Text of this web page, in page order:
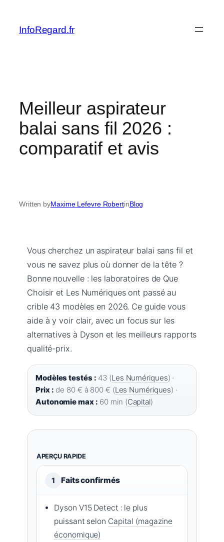
content
InfoRegard.fr
Meilleur aspirateur
balai sans fil 2026 :
comparatif et avis
Written byMaxime Lefevre RobertinBlog
Vous cherchez un aspirateur balai sans fil et
vous ne savez plus où donner de la tête ?
Bonne nouvelle : les laboratoires de Que
Choisir et Les Numériques ont passé au
crible 43 modèles en 2026. Ce guide vous
aide à y voir clair, avec un focus sur les
alternatives à Dyson et les meilleurs rapports
qualité-prix.
Modèles testés : 43 (Les Numériques) ·
Prix : de 80 € à 800 € (Les Numériques) ·
Autonomie max : 60 min (Capital)
APERÇU RAPIDE
1 Faits confirmés
Dyson V15 Detect : le plus
puissant selon Capital (magazine
économique)